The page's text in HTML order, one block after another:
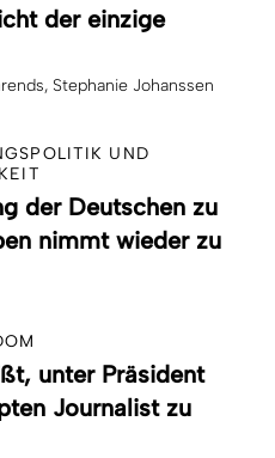
der einzige
Stephanie Johanssen
UND
der Deutschen zu
nimmt wieder zu
unter Präsident
Journalist zu